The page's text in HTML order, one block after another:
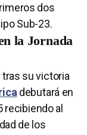
dos
Sub-23.
la Jornada
tras su victoria
debutará en
recibiendo al
de los